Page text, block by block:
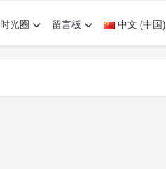
时光圈 留言板 中文 (中国)